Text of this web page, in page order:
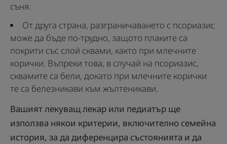
съня.
От друга страна, разграничаването с псориазис
може да бъде по-трудно, защото плаките са
покрити със слой сквами, както при млечните
корички. Въпреки това, в случай на псориазис,
сквамите са бели, докато при млечните корички
те са белезникави към жълтеникави.
Вашият лекуващ лекар или педиатър ще
използва някои критерии, включително семейна
история, за да диференцира състоянията и да